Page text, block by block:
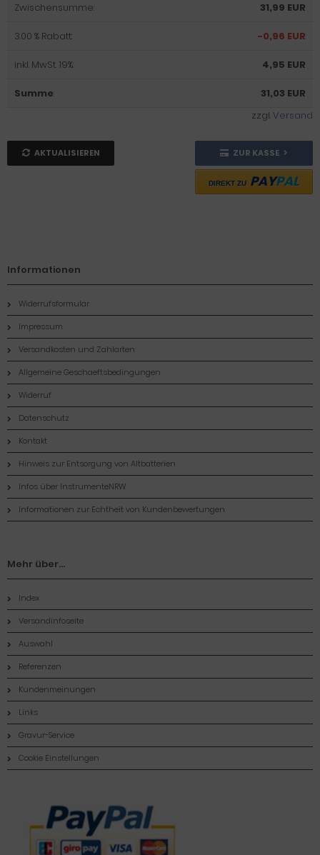
Zwischensumme: 31,99 EUR
3.00 % Rabatt: -0,96 EUR
inkl. MwSt. 19%: 4,95 EUR
Summe:
31,03 EUR
zzgl.Versand
AKTUALISIEREN ZUR KASSE
DIREKT ZU PAYPAL
Informationen
Widerrufsformular
Impressum
Versandkosten und Zahlarten
Allgemeine Geschaeftsbedingungen
Widerruf
Datenschutz
Kontakt
Hinweis zur Entsorgung von Altbatterien
Infos über InstrumenteNRW
Informationen zur Echtheit von Kundenbewertungen
Mehr über...
Index
Versandinfoseite
Auswahl
Referenzen
Kundenmeinungen
Links
Gravur-Service
Cookie Einstellungen
Zahlungsmethoden